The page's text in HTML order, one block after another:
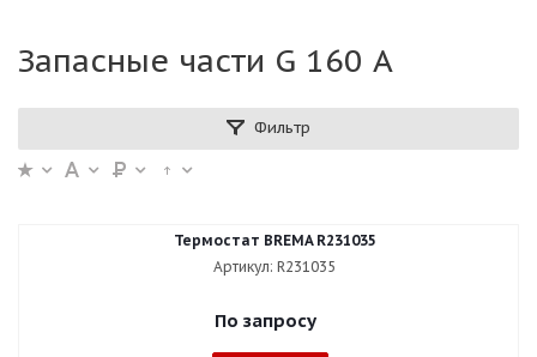
Запасные части G 160 А
Фильтр
Термостат BREMA R231035
Артикул: R231035
По запросу